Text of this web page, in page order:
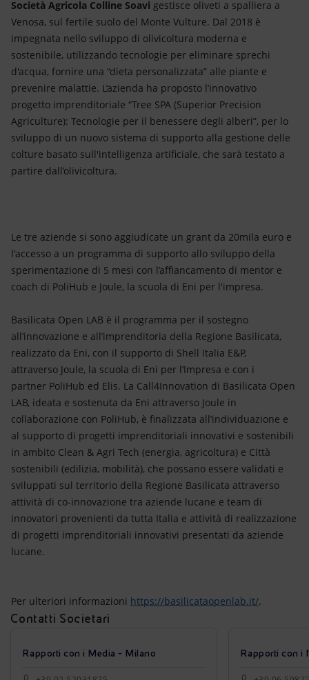
Società Agricola Colline Soavi gestisce oliveti a spalliera a
Venosa, sul fertile suolo del Monte Vulture. Dal 2018 è
impegnata nello sviluppo di olivicoltura moderna e
sostenibile, utilizzando tecnologie per eliminare sprechi
d'acqua, fornire una “dieta personalizzata” alle piante e
prevenire malattie. L’azienda ha proposto l’innovativo
progetto imprenditoriale “Tree SPA (Superior Precision
Agriculture): Tecnologie per il benessere degli alberi”, per lo
sviluppo di un nuovo sistema di supporto alla gestione delle
colture basato sull'intelligenza artificiale, che sarà testato a
partire dall’olivicoltura.
Le tre aziende si sono aggiudicate un grant da 20mila euro e
l'accesso a un programma di supporto allo sviluppo della
sperimentazione di 5 mesi con l’affiancamento di mentor e
coach di PoliHub e Joule, la scuola di Eni per l'impresa.
Basilicata Open LAB è il programma per il sostegno
all’innovazione e all’imprenditoria della Regione Basilicata,
realizzato da Eni, con il supporto di Shell Italia E&P,
attraverso Joule, la scuola di Eni per l’Impresa e con i
partner PoliHub ed Elis. La Call4Innovation di Basilicata Open
LAB, ideata e sostenuta da Eni attraverso Joule in
collaborazione con PoliHub, è finalizzata all’individuazione e
al supporto di progetti imprenditoriali innovativi e sostenibili
in ambito Clean & Agri Tech (energia, agricoltura) e Città
sostenibili (edilizia, mobilità), che possano essere validati e
sviluppati sul territorio della Regione Basilicata attraverso
attività di co-innovazione tra aziende lucane e team di
innovatori provenienti da tutta Italia e attività di realizzazione
di progetti imprenditoriali innovativi presentati da aziende
lucane.
Per ulteriori informazioni https://basilicataopenlab.it/.
Contatti Societari
Rapporti con i Media - Milano Rapporti con i